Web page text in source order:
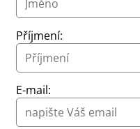
Příjmení:
E-mail: